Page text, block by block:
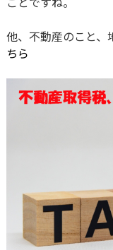
他、不動産のこと、
ちら